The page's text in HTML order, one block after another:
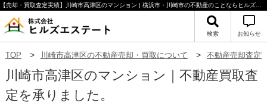
検索 お知らせ
TOP 川崎市高津区の不動産売却・買取について 不動産売却査定
川崎市高津区のマンション｜不動産買取査
定を承りました。